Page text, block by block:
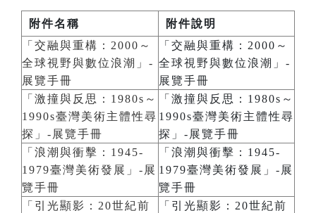
附件名稱
附件說明
「交融與重構：2000～
全球視野與數位浪潮」-
展覽手冊
「交融與重構：2000～
全球視野與數位浪潮」-
展覽手冊
「激撞與反思：1980s～
1990s臺灣美術主體性尋
探」-展覽手冊
「激撞與反思：1980s～
1990s臺灣美術主體性尋
探」-展覽手冊
「浪潮與衝擊：1945-
1979臺灣美術發展」-展
覽手冊
「浪潮與衝擊：1945-
1979臺灣美術發展」-展
覽手冊
「引光顯影：20世紀前
「引光顯影：20世紀前